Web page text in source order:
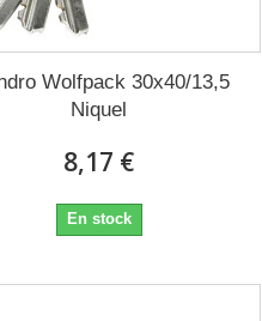
Wolfpack 30x40/13,5
Niquel
8,17 €
En stock